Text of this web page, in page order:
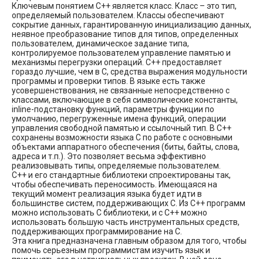
Ключевым понятием С++ является класс. Класс – это тип,
определяемый пользователем. Классы обеспечивают
сокрытие данных, гарантированную инициализацию данных,
неявное преобразование типов для типов, определенных
пользователем, динамическое задание типа,
контролируемое пользователем управление памятью и
механизмы перегрузки операций. С++ предоставляет
гораздо лучшие, чем в C, средства выражения модульности
программы и проверки типов. В языке есть также
усовершенствования, не связанные непосредственно с
классами, включающие в себя символические константы,
inline-подстановку функций, параметры функции по
умолчанию, перегруженные имена функций, операции
управления свободной памятью и ссылочный тип. В С++
сохранены возможности языка C по работе с основными
объектами аппаратного обеспечения (биты, байты, слова,
адреса и т.п.). Это позволяет весьма эффективно
реализовывать типы, определяемые пользователем.
С++ и его стандартные библиотеки спроектированы так,
чтобы обеспечивать переносимость. Имеющаяся на
текущий момент реализация языка будет идти в
большинстве систем, поддерживающих C. Из С++ программ
можно использовать C библиотеки, и с С++ можно
использовать большую часть инструментальных средств,
поддерживающих программирование на C.
Эта книга предназначена главным образом для того, чтобы
помочь серьезным программистам изучить язык и